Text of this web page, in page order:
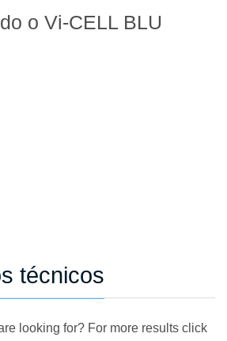
o Vi-CELL BLU
técnicos
looking for? For more results click